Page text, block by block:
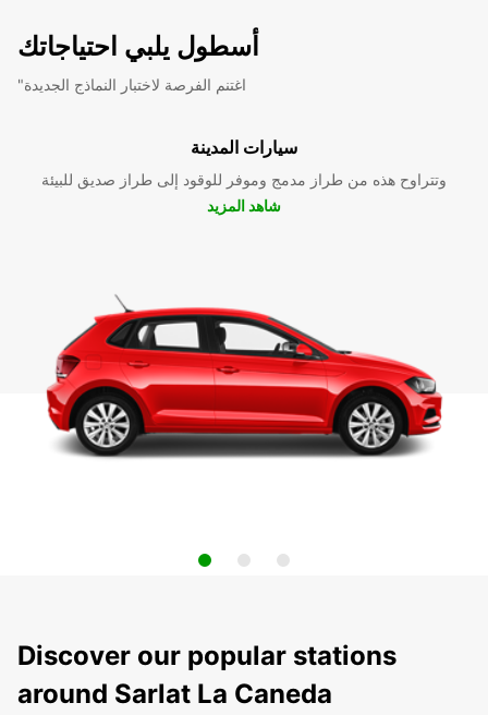
أسطول يلبي احتياجاتك
"اغتنم الفرصة لاختبار النماذج الجديدة
سيارات المدينة
وتتراوح هذه من طراز مدمج وموفر للوقود إلى طراز صديق للبيئة
شاهد المزيد
Discover our popular stations
around Sarlat La Caneda